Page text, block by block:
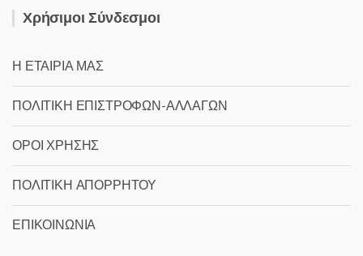
Χρήσιμοι Σύνδεσμοι
Η ΕΤΑΙΡΙΑ ΜΑΣ
ΠΟΛΙΤΙΚΗ ΕΠΙΣΤΡΟΦΩΝ-ΑΛΛΑΓΩΝ
ΟΡΟΙ ΧΡΗΣΗΣ
ΠΟΛΙΤΙΚΗ ΑΠΟΡΡΗΤΟΥ
ΕΠΙΚΟΙΝΩΝΙΑ